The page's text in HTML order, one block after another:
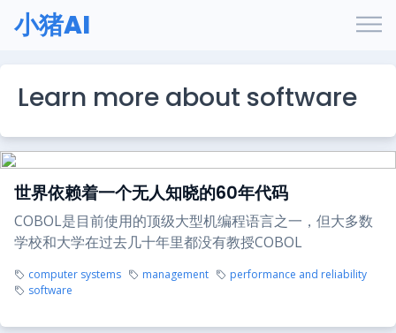
小猪AI
Learn more about software
世界依赖着一个无人知晓的60年代码
COBOL是目前使用的顶级大型机编程语言之一，但大多数
学校和大学在过去几十年里都没有教授COBOL
computer systems management
performance and reliability
software